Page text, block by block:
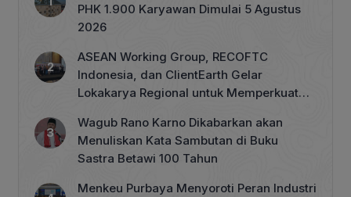
PHK 1.900 Karyawan Dimulai 5 Agustus
2026
ASEAN Working Group, RECOFTC
Indonesia, dan ClientEarth Gelar
Lokakarya Regional untuk Memperkuat
Wagub Rano Karno Dikabarkan akan
Menuliskan Kata Sambutan di Buku
Sastra Betawi 100 Tahun
Menkeu Purbaya Menyoroti Peran Industri